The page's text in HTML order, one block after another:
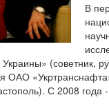
В
(советник,
ОАО
С 2008 года -